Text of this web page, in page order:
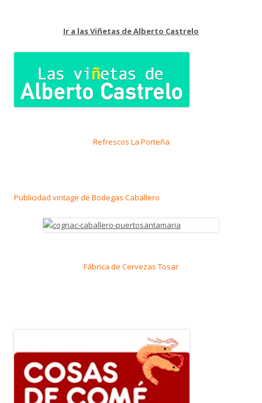
Ir a las Viñetas de Alberto Castrelo
Refrescos La Porteña
Publicidad vintage de Bodegas Caballero
Fábrica de Cervezas Tosar